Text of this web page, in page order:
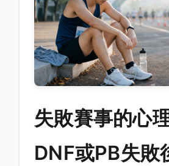
失敗賽事的心
DNF或PB失敗